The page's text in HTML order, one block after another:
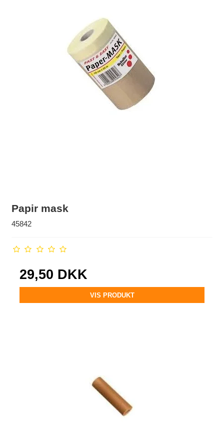
Papir mask
45842
29,50 DKK
VIS PRODUKT